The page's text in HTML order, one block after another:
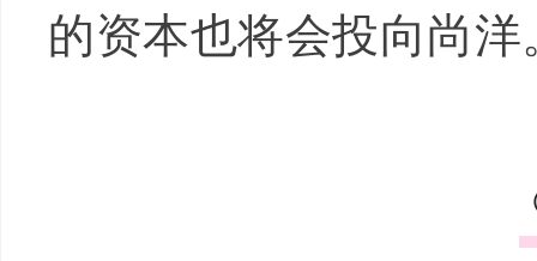
的资本也将会投向尚洋